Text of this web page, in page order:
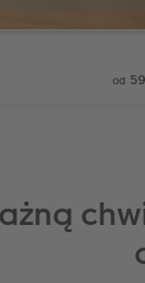
od